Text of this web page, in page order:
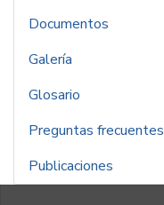
Documentos
Galería
Glosario
Preguntas frecuentes
Publicaciones